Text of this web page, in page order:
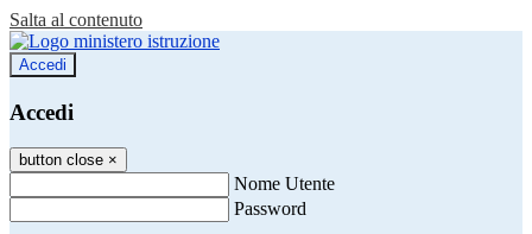
Salta al contenuto
Accedi
Accedi
button close ×
Nome Utente
Password